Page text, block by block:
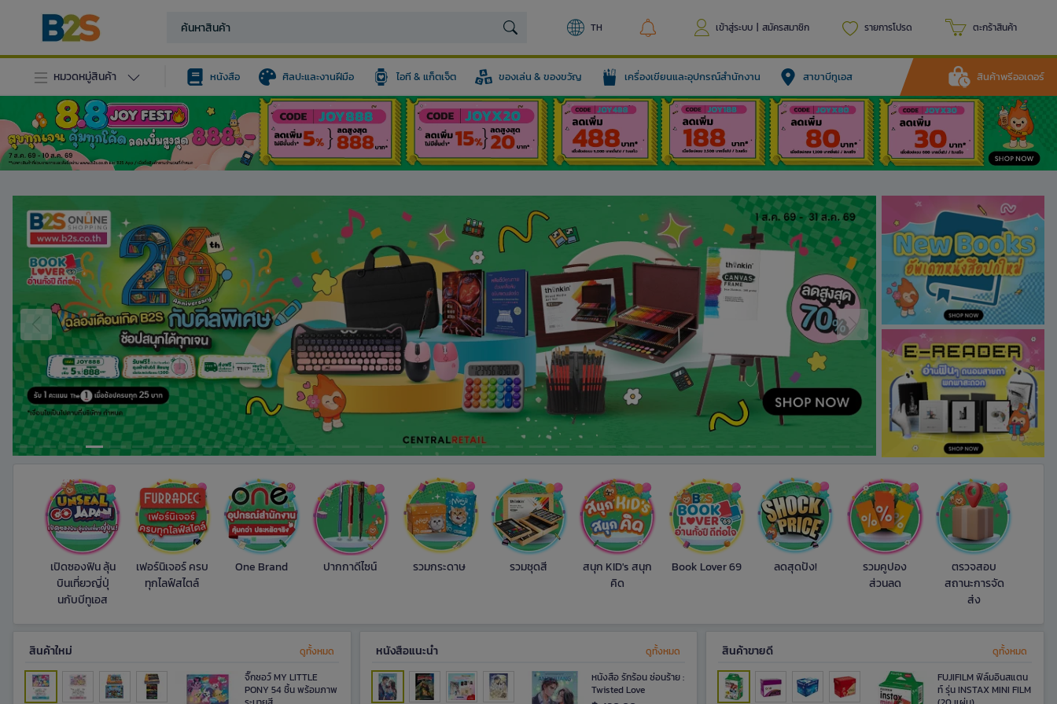
TH เข้าสู่ระบบ | สมัครสมาชิก รายการโปรด ตะกร้าสินค้า
หมวดหมู่สินค้า หนังสือ ศิลปะและงานฝีมือ ไอที & แก็ตเจ็ต ของเล่น & ของขวัญ เครื่องเขียนและอุปกรณ์สำนักงาน สาขาบีทูเอส สินค้าพรีออเดอร์
เปิดซองฟิน ลุ้น
บินเที่ยวญี่ปุ่
นกับบีทูเอส
เฟอร์นิเจอร์ ครบ
ทุกไลฟ์สไตล์
One Brand ปากกาดีไซน์ รวมกระดาษ รวมชุดสี
สนุก KID's สนุก
คิด
Book Lover 69 ลดสุดปัง!
รวมคูปอง
ส่วนลด
ตรวจสอบ
สถานะการจัด
ส่ง
สินค้าใหม่​
ดูทั้งหมด
จิ๊กซอว์ MY LITTLE
PONY 54 ชิ้น พร้อมภาพ
หนังสือแนะนำ
ดูทั้งหมด
หนังสือ รักร้อน ซ่อนร้าย :
Twisted Love
สินค้าขายดี​
ดูทั้งหมด
FUJIFILM ฟิล์มอินสแตน
ท์ รุ่น INSTAX MINI FILM